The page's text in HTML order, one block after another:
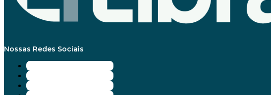
Nossas Redes Sociais